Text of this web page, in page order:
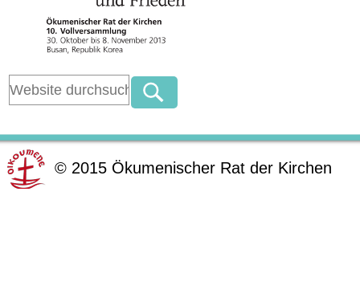
© 2015 Ökumenischer Rat der Kirchen